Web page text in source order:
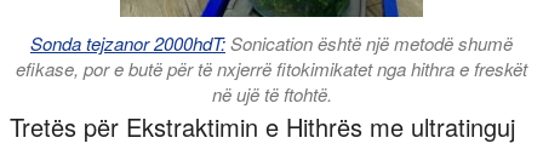
Sonda tejzanor 2000hdT:Sonication është një metodë shumë
efikase, por e butë për të nxjerrë fitokimikatet nga hithra e freskët
në ujë të ftohtë.
Tretës për Ekstraktimin e Hithrës me ultratinguj